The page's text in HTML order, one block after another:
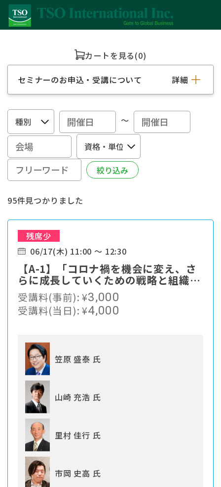
カートを見る(0)
セミナーのお申込・受講について 詳細
～
95件見つかりました
残席少
06/17(木) 11:00 ～ 12:30
【A-1】「コロナ禍を機会に変え、さ
らに成長していくための戦略と組織づ
くり」
受講料(事前):¥3,000
受講料(当日):¥4,000
笠原 盛泰 氏
山崎 充浩 氏
里村 佳行 氏
市岡 史高 氏